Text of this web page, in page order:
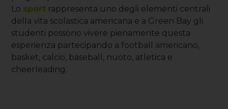
Lo sport rappresenta uno degli elementi centrali
della vita scolastica americana e a Green Bay gli
studenti possono vivere pienamente questa
esperienza partecipando a football americano,
basket, calcio, baseball, nuoto, atletica e
cheerleading.